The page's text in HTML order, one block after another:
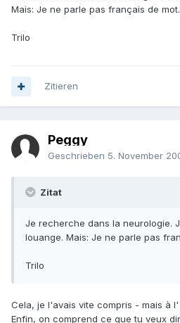
Mais: Je ne parle pas français de
Trilo
Zitieren
Peggy
Geschrieben 5. November
Zitat
Je recherche dans la neurologie.
louange. Mais: Je ne parle pas
Trilo
Cela, je l'avais vite compris - mais à
Enfin, on comprend ce que tu veux